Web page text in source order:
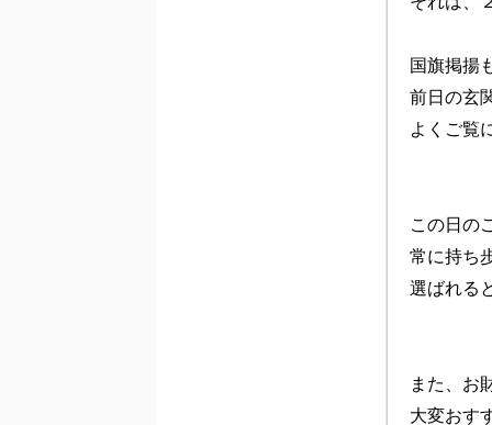
国旗掲揚
前日の玄
よくご覧
この日の
常に持ち
選ばれる
また、お
大変おす